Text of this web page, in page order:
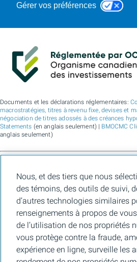
Gérer vos préférences
Documents et les déclarations réglementaires:
macrostratégies, titres à revenu fixe, devises et
négociation de titres adossés à des créances
Statements (en anglais seulement) | BMOCMC
anglais seulement)
financier pour les services de vente en gros de la
Bank N.A. (membre de la FDIC), de Bank of
Montreal (China) Co. Ltd., pour les services de
institutionnels de BMO Capital Markets Corp.
et les services de courtage d'agence de
(membre laFINRAet de la SIPC) aux États-Unis,
courtage auprès des clients institutionnels de
l’Organisme canadien de réglementation des
Fonds canadien de protection des épargnants)
Montreal Europe Plc (autorisée et réglementée
Europe et de BMO Capital Markets Limited
Nous, et des tiers que nous
des témoins, des outils de suivi,
d’autres technologies similaires
renseignements à propos de
de l’utilisation de nos propriétés
vous protège contre la fraude,
expérience en ligne, surveille les